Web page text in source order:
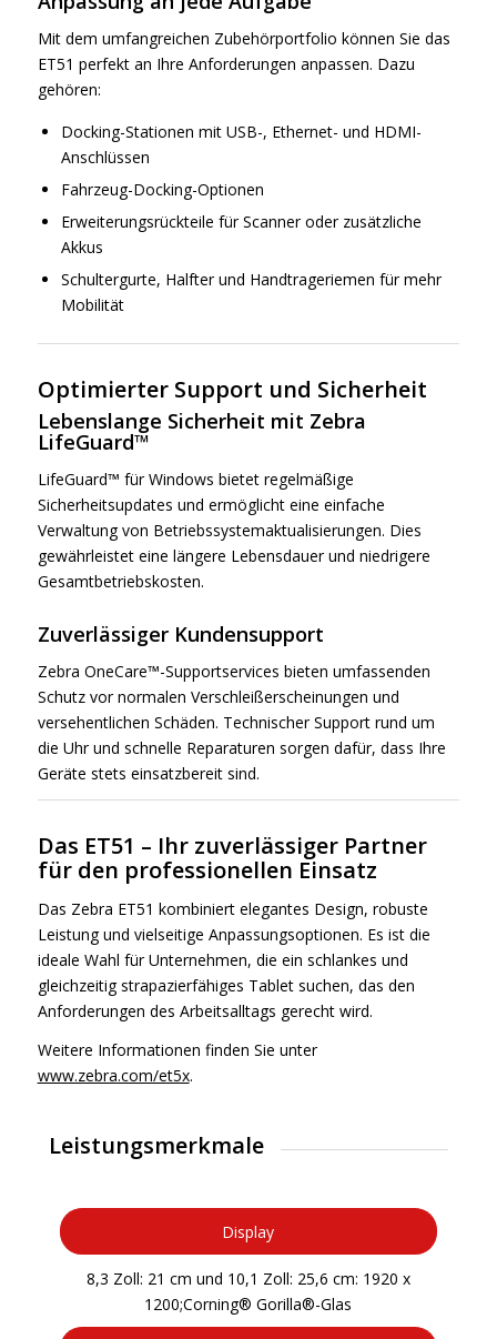
Mit dem umfangreichen Zubehörportfolio können Sie das
ET51 perfekt an Ihre Anforderungen anpassen. Dazu
gehören:
Docking-Stationen mit USB-, Ethernet- und HDMI-
Anschlüssen
Fahrzeug-Docking-Optionen
Erweiterungsrückteile für Scanner oder zusätzliche
Akkus
Schultergurte, Halfter und Handtrageriemen für mehr
Mobilität
Optimierter Support und Sicherheit
Lebenslange Sicherheit mit Zebra
LifeGuard™
LifeGuard™ für Windows bietet regelmäßige
Sicherheitsupdates und ermöglicht eine einfache
Verwaltung von Betriebssystemaktualisierungen. Dies
gewährleistet eine längere Lebensdauer und niedrigere
Gesamtbetriebskosten.
Zuverlässiger Kundensupport
Zebra OneCare™-Supportservices bieten umfassenden
Schutz vor normalen Verschleißerscheinungen und
versehentlichen Schäden. Technischer Support rund um
die Uhr und schnelle Reparaturen sorgen dafür, dass Ihre
Geräte stets einsatzbereit sind.
Das ET51 – Ihr zuverlässiger Partner
für den professionellen Einsatz
Das Zebra ET51 kombiniert elegantes Design, robuste
Leistung und vielseitige Anpassungsoptionen. Es ist die
ideale Wahl für Unternehmen, die ein schlankes und
gleichzeitig strapazierfähiges Tablet suchen, das den
Anforderungen des Arbeitsalltags gerecht wird.
Weitere Informationen finden Sie unter
www.zebra.com/et5x.
Leistungsmerkmale
Display
8,3 Zoll: 21 cm und 10,1 Zoll: 25,6 cm: 1920 x
1200;Corning® Gorilla®-Glas